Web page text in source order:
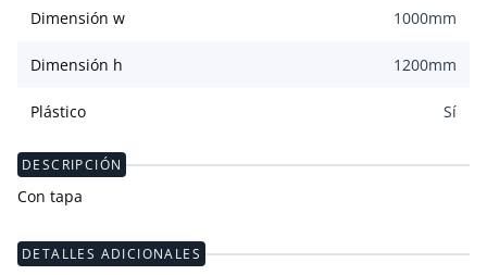
Dimensión w 1000mm
Dimensión h 1200mm
Plástico Sí
DESCRIPCIÓN
Con tapa
DETALLES ADICIONALES